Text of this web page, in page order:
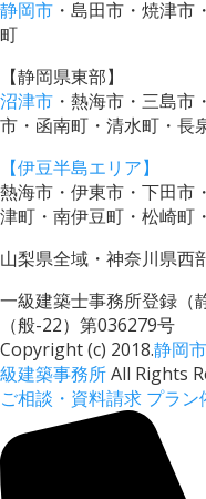
静岡市 ・島田市・焼津
町
【静岡県東部】
沼津市 ・熱海市・三島市・
市・函南町・清水町・長
【伊豆半島エリア】
熱海市・伊東市・下田市
津町・南伊豆町・松崎町
山梨県全域・神奈川県西
一級建築士事務所登録（
（般-22）第036279号
Copyright (c) 2018.静岡
級建築事務所All Rights
ご相談・資料請求 プラン